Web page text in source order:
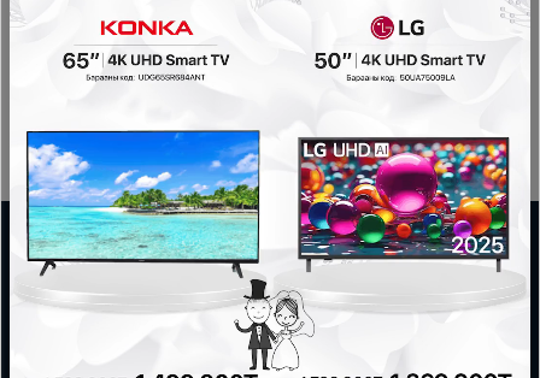
Oppo
Infinix
Huawei
Tablet
2,499,900₮ 2,499,900₮